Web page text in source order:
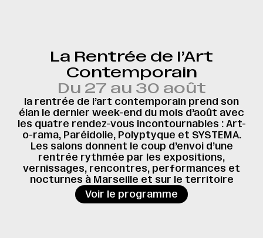
La Rentrée de l’Art
Contemporain
Du 27 au 30 août
la rentrée de l’art contemporain prend son
élan le dernier week-end du mois d’août avec
les quatre rendez-vous incontournables : Art-
o-rama, Paréidolie, Polyptyque et SYSTEMA.
Les salons donnent le coup d’envoi d’une
rentrée rythmée par les expositions,
vernissages, rencontres, performances et
nocturnes à Marseille et sur le territoire
Voir le programme